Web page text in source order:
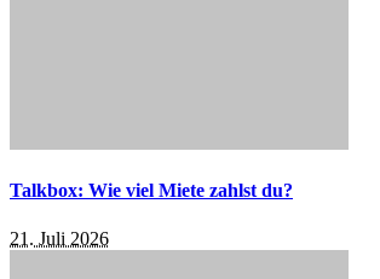
Talkbox: Wie viel Miete zahlst du?
21. Juli 2026